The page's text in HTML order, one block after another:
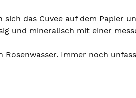
das Cuvee auf dem Papier
und mineralisch mit einer
Immer noch